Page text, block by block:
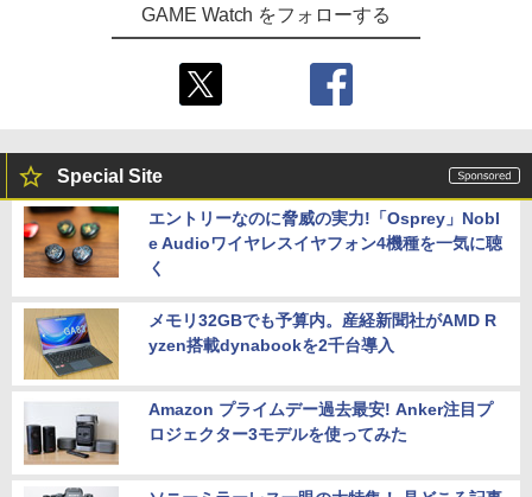
GAME Watch をフォローする
Special Site
エントリーなのに脅威の実力!「Osprey」Nobl
e Audioワイヤレスイヤフォン4機種を一気に聴
く
メモリ32GBでも予算内。産経新聞社がAMD R
yzen搭載dynabookを2千台導入
Amazon プライムデー過去最安! Anker注目プ
ロジェクター3モデルを使ってみた